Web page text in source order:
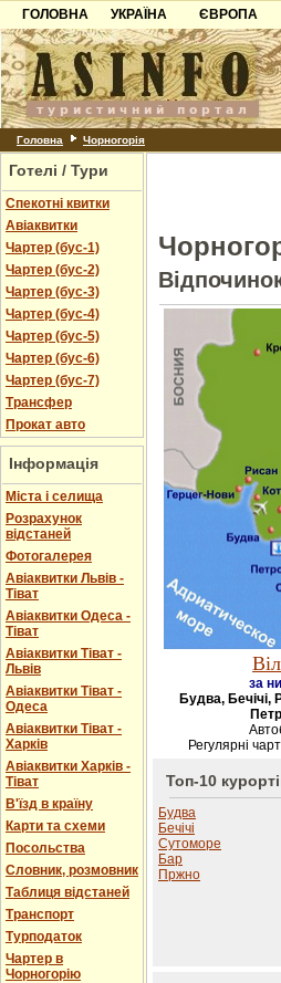
ГОЛОВНА
УКРАЇНА
Карпати
Азов
Причорноморря
Шацьк
ЄВРОПА
Чорногорія
Хорватія
Болгарія
Головна Чорногорія
Готелі / Тури
Спекотні квитки
Авіаквитки
Чартер (бус-1)
Чартер (бус-2)
Чартер (бус-3)
Чартер (бус-4)
Чартер (бус-5)
Чартер (бус-6)
Чартер (бус-7)
Трансфер
Прокат авто
Інформація
Міста і селища
Розрахунок
відстаней
Фотогалерея
Авіаквитки Львів -
Тіват
Авіаквитки Одеса -
Тіват
Авіаквитки Тіват -
Львів
Авіаквитки Тіват -
Одеса
Авіаквитки Тіват -
Харків
Авіаквитки Харків -
Тіват
В'їзд в країну
Карти та схеми
Посольства
Словник, розмовник
Таблиця відстаней
Транспорт
Турподаток
Чартер в
Чорногорію
за
Будва,
Регулярні
Топ-10
Будва
Бечічі
Сутоморе
Бар
Пржно